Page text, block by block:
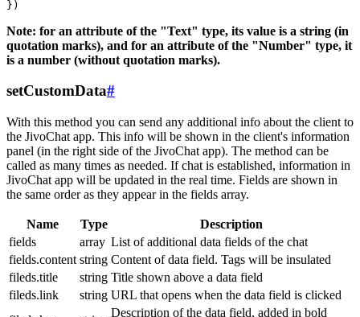
Note: for an attribute of the "Text" type, its value is a string (in
quotation marks), and for an attribute of the "Number" type, it
is a number (without quotation marks).
setCustomData#
With this method you can send any additional info about the client to
the JivoChat app. This info will be shown in the client's information
panel (in the right side of the JivoChat app). The method can be
called as many times as needed. If chat is established, information in
JivoChat app will be updated in the real time. Fields are shown in
the same order as they appear in the fields array.
Name Type
Description
fields
array List of additional data fields of the chat
fields.content string Content of data field. Tags will be insulated
fileds.title
string Title shown above a data field
fileds.link
string URL that opens when the data field is clicked
Description of the data field, added in bold